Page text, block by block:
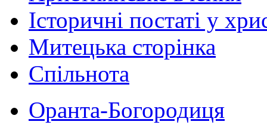
Історичні постаті у
Митецька сторінка
Спільнота
Оранта-Богородиця